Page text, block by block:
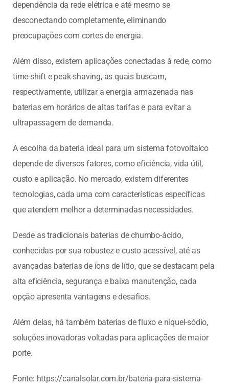
dependência da rede elétrica e até mesmo se
desconectando completamente, eliminando
preocupações com cortes de energia.
Além disso, existem aplicações conectadas à rede, como
time-shift e peak-shaving, as quais buscam,
respectivamente, utilizar a energia armazenada nas
baterias em horários de altas tarifas e para evitar a
ultrapassagem de demanda.
A escolha da bateria ideal para um sistema fotovoltaico
depende de diversos fatores, como eficiência, vida útil,
custo e aplicação. No mercado, existem diferentes
tecnologias, cada uma com características específicas
que atendem melhor a determinadas necessidades.
Desde as tradicionais baterias de chumbo-ácido,
conhecidas por sua robustez e custo acessível, até as
avançadas baterias de íons de lítio, que se destacam pela
alta eficiência, segurança e baixa manutenção, cada
opção apresenta vantagens e desafios.
Além delas, há também baterias de fluxo e níquel-sódio,
soluções inovadoras voltadas para aplicações de maior
porte.
Fonte: https://canalsolar.com.br/bateria-para-sistema-